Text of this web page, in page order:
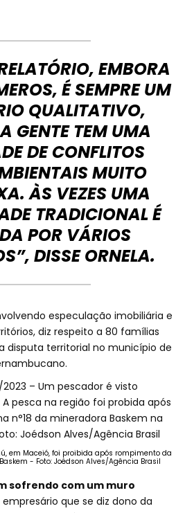
EMBORA
É SEMPRE UM
QUALITATIVO,
GENTE TEM UMA
DE CONFLITOS
MUITO
ÀS VEZES UMA
TRADICIONAL É
POR VÁRIOS
DISSE ORNELA.
especulação imobiliária e
diz respeito a 80 famílias
disputa territorial no município de
em Maceió, foi proibida após rompimento da
- Foto: Joédson Alves/Agência Brasil
sofrendo com um muro
que se diz dono da